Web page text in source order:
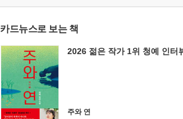
카드뉴스로 보는 책
2026 젊은 작가 1위 청예 인터
주와 연